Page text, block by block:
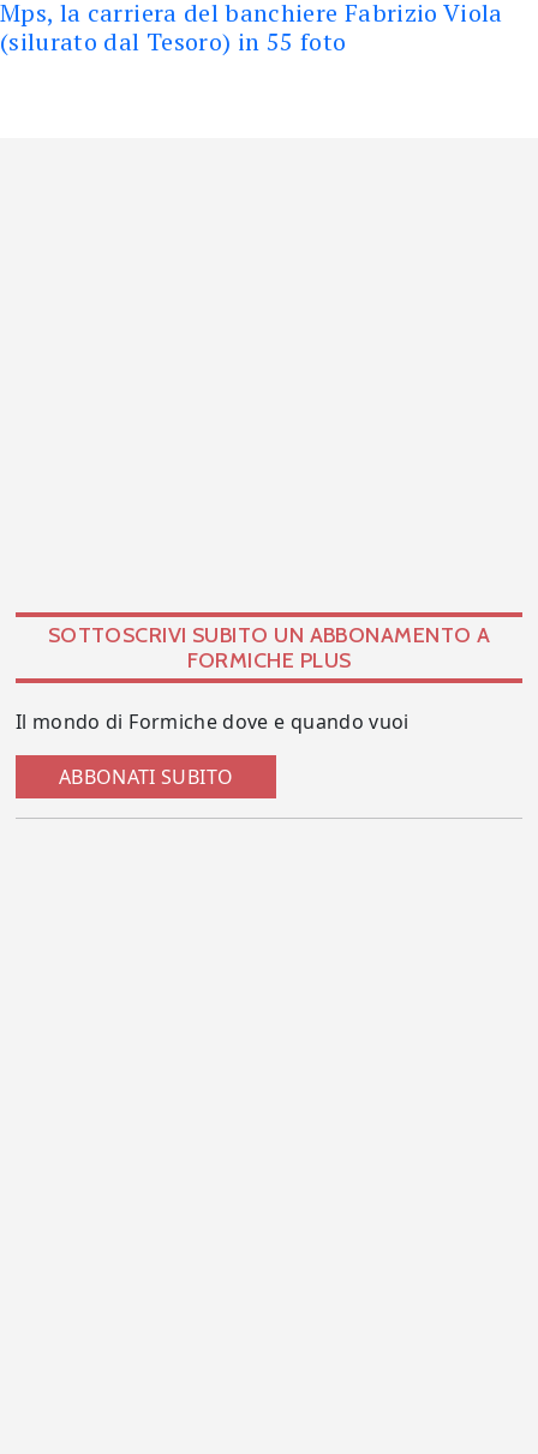
Mps, la carriera del banchiere Fabrizio Viola
(silurato dal Tesoro) in 55 foto
SOTTOSCRIVI SUBITO UN ABBONAMENTO A
FORMICHE PLUS
Il mondo di Formiche dove e quando vuoi
ABBONATI SUBITO